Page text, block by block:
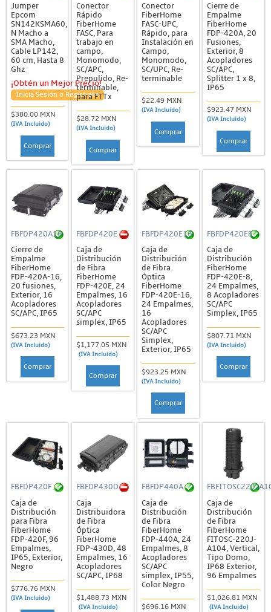
Jumper
Epcom
SN142KSMA60,
N Macho a
SMA Macho,
Cable LP142,
60 cm, Hasta 8
Ghz
¡Obtén un Mejor Precio!
Inicia Sesión o Regístrate
$380.00 MXN
(IVA Incluido)
Comprar
Conector
Rápido
FiberHome
FASC, Para
trabajo en
campo,
Monomodo,
SC/APC,
Prepulido, Re-
terminable,
para FTTx
$28.72 MXN
(IVA Incluido)
Comprar
Conector
FiberHome
FASC-UPC,
Rápido, para
Instalación en
Campo,
Monomodo,
SC/UPC, Re-
terminable
$22.49 MXN
(IVA Incluido)
Comprar
Cierre de
Empalme
FiberHome
FDP-420A, 20
Fusiones,
Exterior, 8
Acopladores
SC/APC,
Splitter 1 x 8,
IP65
$923.47 MXN
(IVA Incluido)
Comprar
FBFDP420A16
Cierre de
Empalme
FiberHome
FDP-420A-16,
20 fusiones,
Exterior, 16
Acopladores
SC/APC, IP65
$673.23 MXN
(IVA Incluido)
Comprar
FBFDP420E
Caja de
Distribución
de Fibra
FiberHome
FDP-420E, 24
Empalmes, 16
Acopladores
SC/APC
simplex, IP65
$1,177.05 MXN
(IVA Incluido)
Comprar
FBFDP420E16
Caja de
Distribución
de Fibra
Óptica
FiberHome
FDP-420E-16,
24 Empalmes,
16
Acopladores
SC/APC
Simplex,
Exterior, IP65
$923.25 MXN
(IVA Incluido)
Comprar
FBFDP420E8
Caja de
Distribución
FiberHome
FDP-420E-8,
24 Empalmes,
8 Acopladores
SC/APC
Simplex, IP65
$807.71 MXN
(IVA Incluido)
Comprar
FBFDP420F
Caja de
Distribución
para Fibra
FiberHome
FDP-420F, 96
Empalmes,
IP65, Exterior,
Negro
$776.76 MXN
(IVA Incluido)
FBFDP430D
Caja
Distribuidora
de Fibra
Óptica
FiberHome
FDP-430D, 48
Empalmes, 16
Acopladores
SC/APC, IP68
$1,488.73 MXN
(IVA Incluido)
FBFDP440A
Caja de
Distribución
de Fibra
FiberHome
FDP-440A, 24
Empalmes, 8
Acopladores
SC/APC
simplex, IP55,
Color Negro
$696.16 MXN
Caja de
Distribución
de Fibra
FiberHome
FITOSC-220J-
A104, Vertical,
Tipo Domo,
IP68 Exterior,
96 Empalmes
$1,026.81 MXN
(IVA Incluido)